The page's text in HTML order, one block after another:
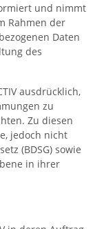
und nimmt
Rahmen der
Daten
des
ausdrücklich,
zu
Zu diesen
jedoch nicht
(BDSG) sowie
in ihrer